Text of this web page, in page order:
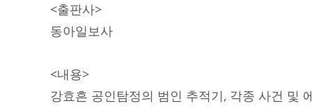
<출판사>
동아일보사
<내용>
강효흔 공인탐정의 범인 추적기, 각종 사건 및